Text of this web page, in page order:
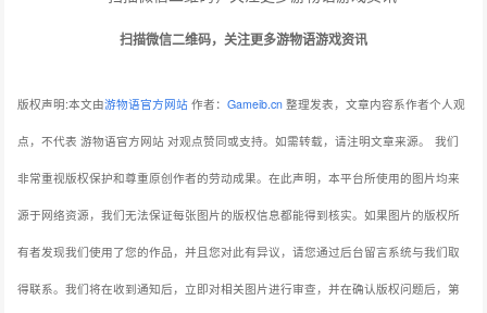
扫描微信二维码，关注更多游物语游戏资讯
版权声明:本文由游物语官方网站 作者：Gameib.cn 整理发表，文章内容系作者个人观
点，不代表 游物语官方网站 对观点赞同或支持。如需转载，请注明文章来源。 我们
非常重视版权保护和尊重原创作者的劳动成果。在此声明，本平台所使用的图片均来
源于网络资源，我们无法保证每张图片的版权信息都能得到核实。如果图片的版权所
有者发现我们使用了您的作品，并且您对此有异议，请您通过后台留言系统与我们取
得联系。我们将在收到通知后，立即对相关图片进行审查，并在确认版权问题后，第